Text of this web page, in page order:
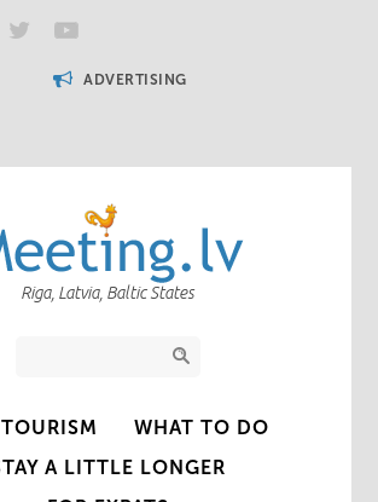
ADVERTISING
Riga, Latvia, Baltic States
TOURISM
WHAT TO DO
A LITTLE LONGER